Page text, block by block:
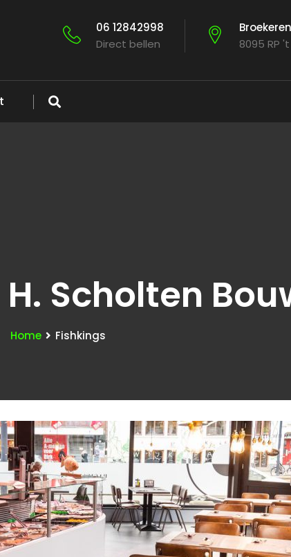
06 12842998
Direct bellen
8095 RP
Scholten
Home Fishkings